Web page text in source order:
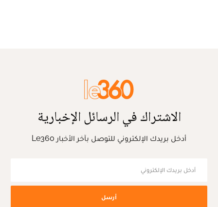
الاشتراك في الرسائل الإخبارية
أدخل بريدك الإلكتروني للتوصل بآخر الأخبار Le360
أرسل